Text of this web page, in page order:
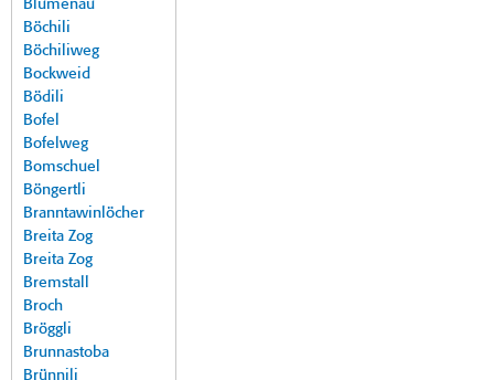
Blumenau
Böchili
Böchiliweg
Bockweid
Bödili
Bofel
Bofelweg
Bomschuel
Böngertli
Branntawinlöcher
Breita Zog
Breita Zog
Bremstall
Broch
Bröggli
Brunnastoba
Brünnili